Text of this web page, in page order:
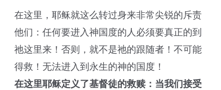
在这里，耶稣就这么转过身来非常尖锐的斥责
他们：任何要进入神国度的人必须要真正的到
祂这里来！否则，就不是祂的跟随者！不可能
得救！无法进入到永生的神的国度！
在这里耶稣定义了基督徒的救赎：当我们接受